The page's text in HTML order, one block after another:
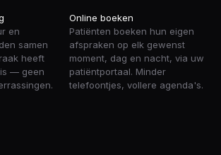
en
samen
heeft
— geen
Online boeken
Patiënten boeken hun eigen
afspraken op elk gewenst
moment, dag en nacht, via uw
patiëntportaal. Minder
telefoontjes, vollere agenda's.